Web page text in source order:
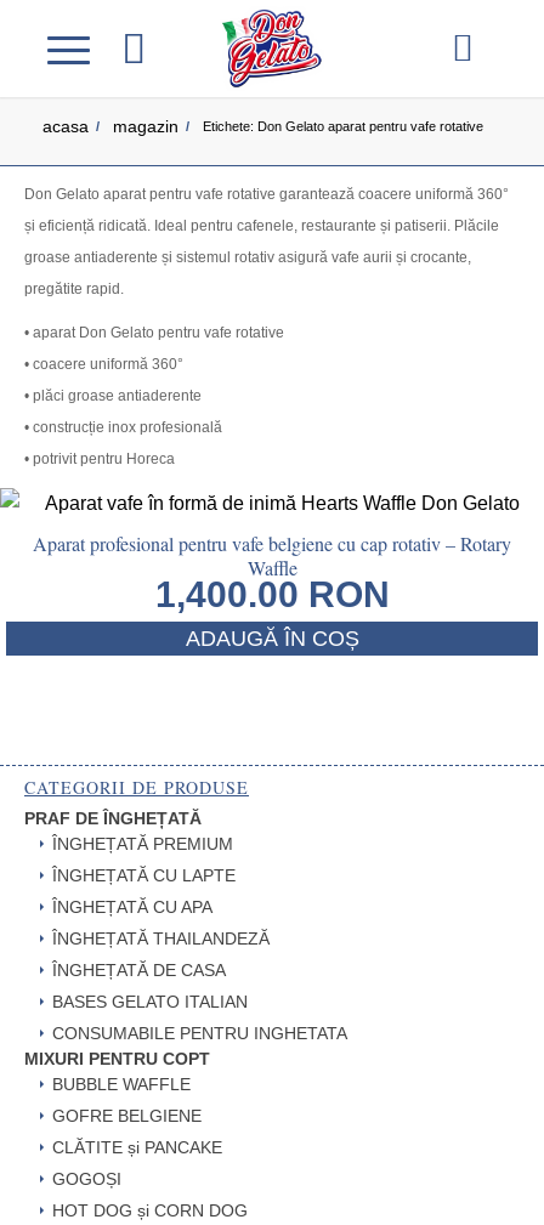
acasa / magazin / Etichete: Don Gelato aparat pentru vafe rotative
Don Gelato aparat pentru vafe rotative garantează coacere uniformă 360°
și eficiență ridicată. Ideal pentru cafenele, restaurante și patiserii. Plăcile
groase antiaderente și sistemul rotativ asigură vafe aurii și crocante,
pregătite rapid.
• aparat Don Gelato pentru vafe rotative
• coacere uniformă 360°
• plăci groase antiaderente
• construcție inox profesională
• potrivit pentru Horeca
Aparat profesional pentru vafe belgiene cu cap rotativ – Rotary
Waffle
1,400.00 RON
ADAUGĂ ÎN COȘ
CATEGORII DE PRODUSE
PRAF DE ÎNGHEȚATĂ
ÎNGHEȚATĂ PREMIUM
ÎNGHEȚATĂ CU LAPTE
ÎNGHEȚATĂ CU APA
ÎNGHEȚATĂ THAILANDEZĂ
ÎNGHEȚATĂ DE CASA
BASES GELATO ITALIAN
CONSUMABILE PENTRU INGHETATA
MIXURI PENTRU COPT
BUBBLE WAFFLE
GOFRE BELGIENE
CLĂTITE și PANCAKE
GOGOȘI
HOT DOG și CORN DOG